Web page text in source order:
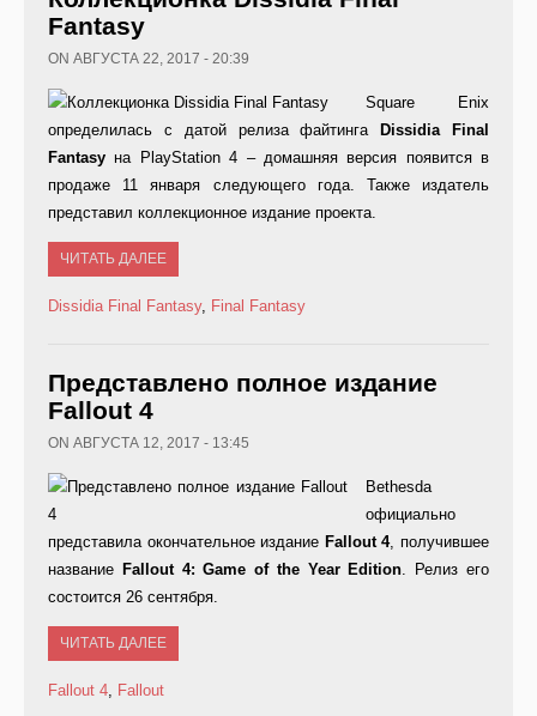
Fantasy
ON АВГУСТА 22, 2017 - 20:39
Square Enix
определилась с датой релиза файтинга
Dissidia
Final
Fantasy на PlayStation 4 – домашняя версия появится в
продаже 11 января следующего года. Также издатель
представил коллекционное издание проекта.
ЧИТАТЬ ДАЛЕЕ
Dissidia Final Fantasy, Final Fantasy
Представлено полное издание
Fallout 4
ON АВГУСТА 12, 2017 - 13:45
Bethesda
официально
представила окончательное издание Fallout4, получившее
название Fallout4:Game of the Year Edition. Релиз его
состоится 26 сентября.
ЧИТАТЬ ДАЛЕЕ
Fallout 4, Fallout